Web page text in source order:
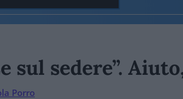
sul sedere”.
Porro